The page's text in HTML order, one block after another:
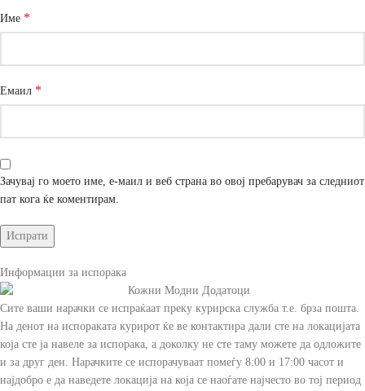
Име *
Емаил *
Зачувај го моето име, е-маил и веб страна во овој пребарувач за следниот
пат кога ќе коментирам.
Информации за испорака
Сите ваши нарачки се испраќаат преку курирска служба т.е. брза пошта.
На денот на испораката курирот ќе ве контактира дали сте на локацијата
која сте ја навеле за испорака, а доколку не сте таму можете да одложите
и за друг ден. Нарачките се испорачуваат помеѓу 8:00 и 17:00 часот и
најдобро е да наведете локација на која се наоѓате најчесто во тој период